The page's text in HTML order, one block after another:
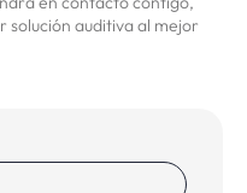
auditiva al mejor